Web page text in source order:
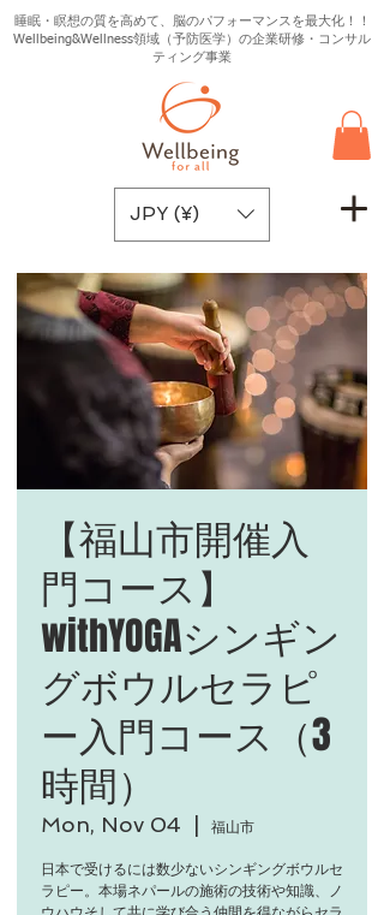
睡眠・瞑想の質を高めて、脳のパフォーマンスを最大化！！
Wellbeing&Wellness領域（予防医学）の企業研修・コンサル
ティング事業
JPY (¥)
【福山市開催入
門コース】
withYOGAシンギン
グボウルセラピ
ー入門コース（3
時間）
Mon, Nov 04
  |
福山市
日本で受けるには数少ないシンギングボウルセ
ラピー。本場ネパールの施術の技術や知識、ノ